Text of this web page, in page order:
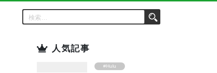
人気記事
#Hulu